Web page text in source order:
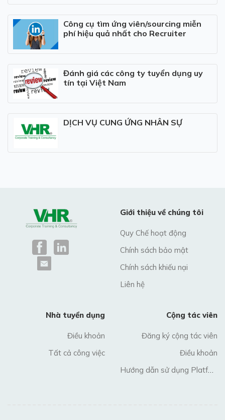
Công cụ tìm ứng viên/sourcing miễn
phí hiệu quả nhất cho Recruiter
Đánh giá các công ty tuyển dụng uy
tín tại Việt Nam
DỊCH VỤ CUNG ỨNG NHÂN SỰ
Giới thiệu về chúng tôi
Quy Chế hoạt động
Chính sách bảo mật
Chính sách khiếu nại
Liên hệ
Nhà tuyển dụng
Điều khoản
Tất cả công việc
Cộng tác viên
Đăng ký cộng tác viên
Điều khoản
Hướng dẫn sử dụng Platform